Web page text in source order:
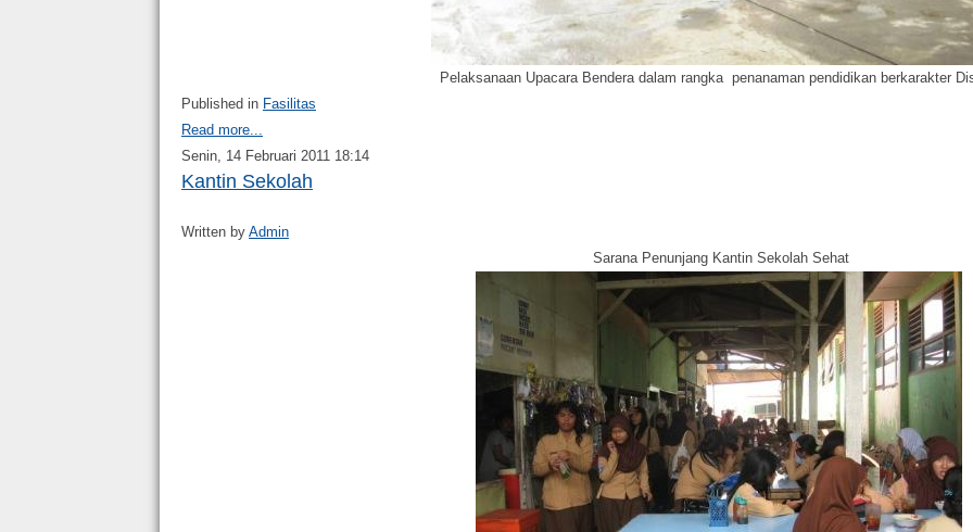
Pelaksanaan Upacara Bendera dalam rangka penanaman pendidikan berkarakter
Published in Fasilitas
Read more...
Senin, 14 Februari 2011 18:14
Kantin Sekolah
Written by Admin
Sarana Penunjang Kantin Sekolah Sehat